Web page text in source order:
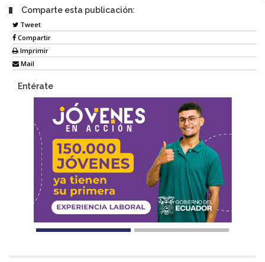
Comparte esta publicación:
Tweet
Compartir
Imprimir
Mail
Entérate